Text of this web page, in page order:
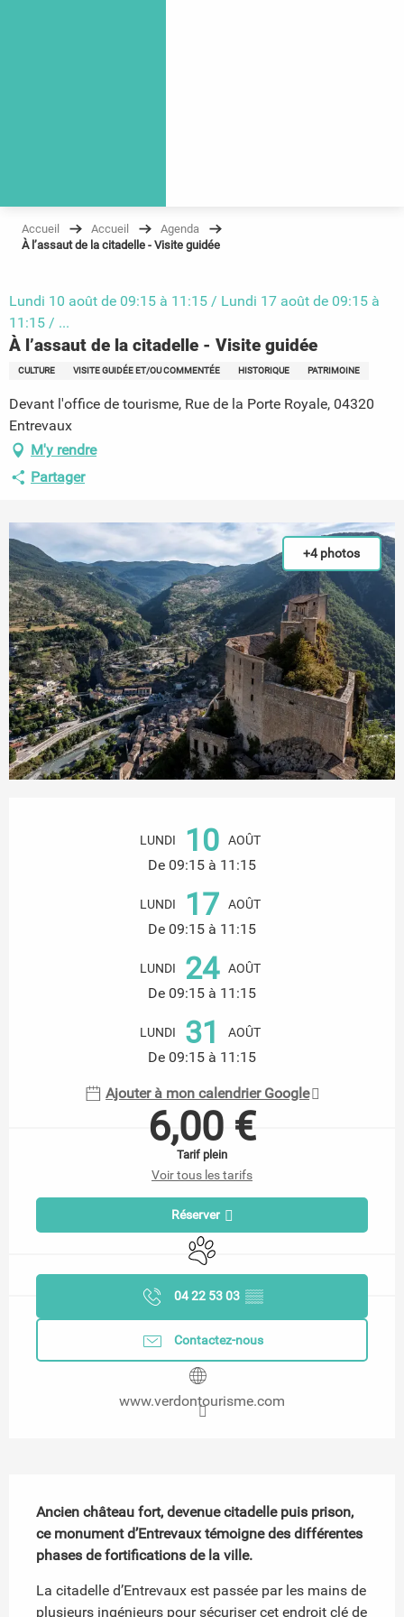
Accueil Accueil
Agenda
À l’assaut de la citadelle - Visite guidée
Lundi 10 août de 09:15 à 11:15 / Lundi 17 août de 09:15 à
11:15 / ...
À l’assaut de la citadelle - Visite guidée
CULTURE VISITE GUIDÉE ET/OU COMMENTÉE HISTORIQUE PATRIMOINE
Devant l'office de tourisme, Rue de la Porte Royale, 04320
Entrevaux
M'y rendre
Partager
+4 photos
LUNDI 10 AOÛT
De 09:15 à 11:15
LUNDI 17 AOÛT
De 09:15 à 11:15
LUNDI 24 AOÛT
De 09:15 à 11:15
LUNDI 31 AOÛT
De 09:15 à 11:15
Ajouter à mon calendrier Google
6,00 €
Tarif plein
Voir tous les tarifs
Réserver
Animaux acceptés
04 22 53 03 ▒▒
Contactez-nous
www.verdontourisme.com
Ancien château fort, devenue citadelle puis prison,
ce monument d’Entrevaux témoigne des différentes
phases de fortifications de la ville.
La citadelle d’Entrevaux est passée par les mains de
plusieurs ingénieurs pour sécuriser cet endroit clé de